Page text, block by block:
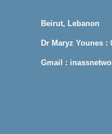
Beirut, Lebanon
Dr Maryz Younes :
Gmail :